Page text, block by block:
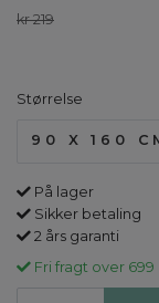
kr 219
Størrelse
90 X 160
På lager
Sikker betaling
2 års garanti
Fri fragt over 699